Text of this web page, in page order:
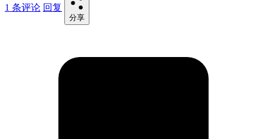
1 条评论 回复
分享